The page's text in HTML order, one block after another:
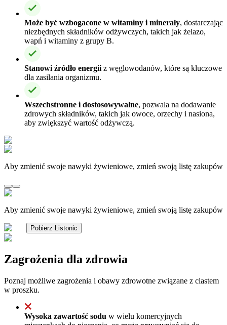
Może być wzbogacone w witaminy i minerały, dostarczając
niezbędnych składników odżywczych, takich jak żelazo,
wapń i witaminy z grupy B.
Stanowi źródło energii z węglowodanów, które są kluczowe
dla zasilania organizmu.
Wszechstronne i dostosowywalne, pozwala na dodawanie
zdrowych składników, takich jak owoce, orzechy i nasiona,
aby zwiększyć wartość odżywczą.
Aby zmienić swoje nawyki żywieniowe, zmień swoją listę zakupów
Aby zmienić swoje nawyki żywieniowe, zmień swoją listę zakupów
Pobierz Listonic
Zagrożenia dla zdrowia
Poznaj możliwe zagrożenia i obawy zdrowotne związane z ciastem
w proszku.
Wysoka zawartość sodu w wielu komercyjnych